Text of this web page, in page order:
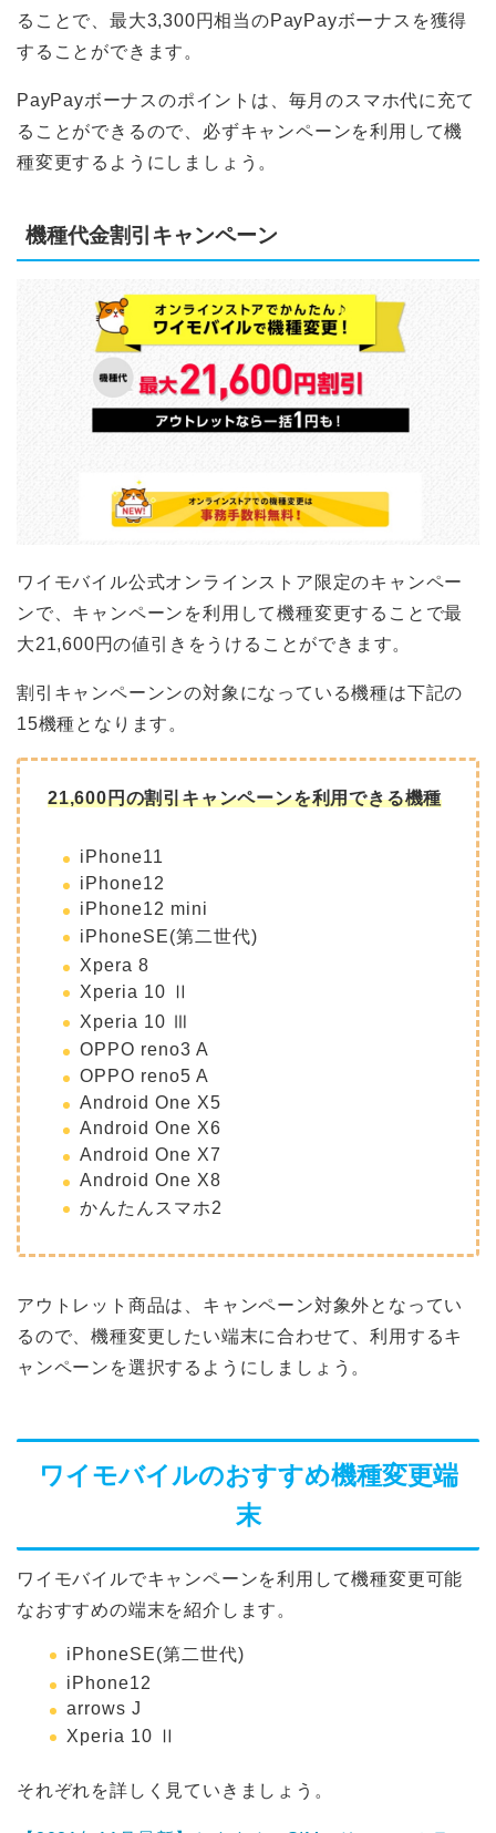
ることで、最大3,300円相当のPayPayボーナスを獲得
することができます。
PayPayボーナスのポイントは、毎月のスマホ代に充て
ることができるので、必ずキャンペーンを利用して機
種変更するようにしましょう。
機種代金割引キャンペーン
ワイモバイル公式オンラインストア限定のキャンペー
ンで、キャンペーンを利用して機種変更することで最
大21,600円の値引きをうけることができます。
割引キャンペーンンの対象になっている機種は下記の
15機種となります。
21,600円の割引キャンペーンを利用できる機種
iPhone11
iPhone12
iPhone12 mini
iPhoneSE(第二世代)
Xpera 8
Xperia 10 Ⅱ
Xperia 10 Ⅲ
OPPO reno3 A
OPPO reno5 A
Android One X5
Android One X6
Android One X7
Android One X8
かんたんスマホ2
アウトレット商品は、キャンペーン対象外となってい
るので、機種変更したい端末に合わせて、利用するキ
ャンペーンを選択するようにしましょう。
ワイモバイルのおすすめ機種変更端
末
ワイモバイルでキャンペーンを利用して機種変更可能
なおすすめの端末を紹介します。
iPhoneSE(第二世代)
iPhone12
arrows J
Xperia 10 Ⅱ
それぞれを詳しく見ていきましょう。